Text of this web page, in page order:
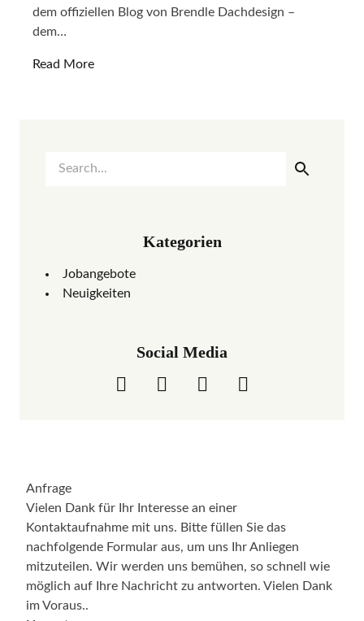
dem offiziellen Blog von Brendle Dachdesign –
dem…
Read More
Kategorien
Jobangebote
Neuigkeiten
Social Media
Anfrage
Vielen Dank für Ihr Interesse an einer
Kontaktaufnahme mit uns. Bitte füllen Sie das
nachfolgende Formular aus, um uns Ihr Anliegen
mitzuteilen. Wir werden uns bemühen, so schnell wie
möglich auf Ihre Nachricht zu antworten. Vielen Dank
im Voraus..